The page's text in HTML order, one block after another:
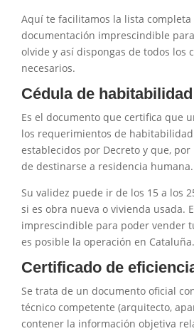
Aquí te facilitamos la lista completa
documentación imprescindible
olvide y así dispongas de todos los
necesarios.
Cédula de habitabilidad
Es el documento que certifica que
los requerimientos de
establecidos por Decreto y que,
de destinarse a residencia humana.
Su validez puede ir de los 15 a los
si es obra nueva o vivienda usada.
imprescindible para poder vender
es posible la operación en Cataluña.
Certificado de
Se trata de un documento oficial
técnico competente (arquitecto,
contener la información objetiva